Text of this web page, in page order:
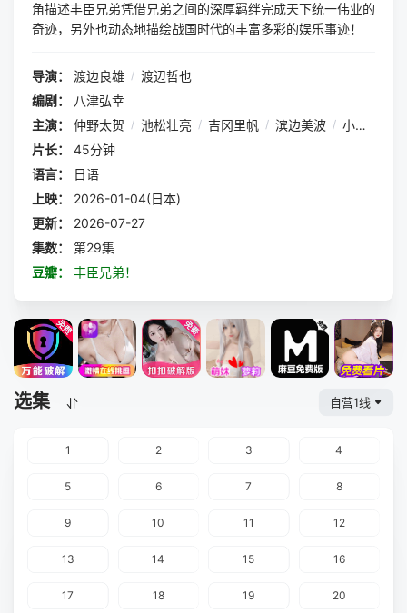
角描述丰臣兄弟凭借兄弟之间的深厚羁绊完成天下统一伟业的
奇迹，另外也动态地描绘战国时代的丰富多彩的娱乐事迹！
导演： 渡边良雄 / 渡辺哲也
编剧：
八津弘幸
主演：
仲野太贺 / 池松壮亮 / 吉冈里帆 / 滨边美波 / 小栗旬
片长：
45分钟
语言：
日语
上映：
2026-01-04(日本)
更新：
2026-07-27
集数：
第29集
豆瓣：
丰臣兄弟！
选集 自营1线
1 2 3 4
5 6 7 8
9 10 11 12
13 14 15 16
17 18 19 20